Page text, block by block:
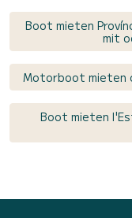
Boot mieten
mit
Motorboot mieten
Boot mieten